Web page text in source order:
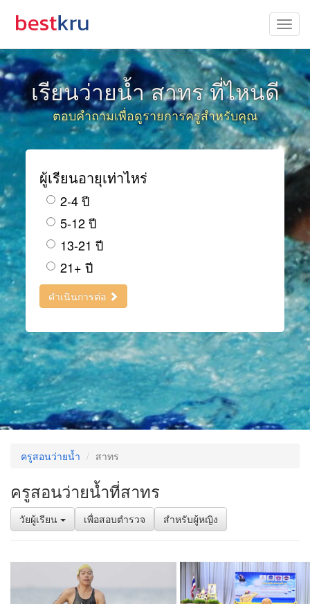
เรียนว่ายน้ำ สาทร ที่ไหนดี
ตอบคำถามเพื่อดูรายการครูสำหรับคุณ
ผู้เรียนอายุเท่าไหร่
2-4 ปี
5-12 ปี
13-21 ปี
21+ ปี
ดำเนินการต่อ
ครูสอนว่ายน้ำ สาทร
ครูสอนว่ายน้ำที่สาทร
วัยผู้เรียน เพื่อสอบตำรวจ สำหรับผู้หญิง